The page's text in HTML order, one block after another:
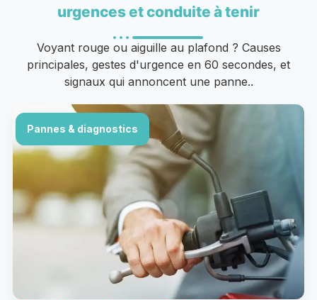
urgences et conduite à tenir
Voyant rouge ou aiguille au plafond ? Causes
principales, gestes d'urgence en 60 secondes, et
signaux qui annoncent une panne..
Pannes & diagnostics